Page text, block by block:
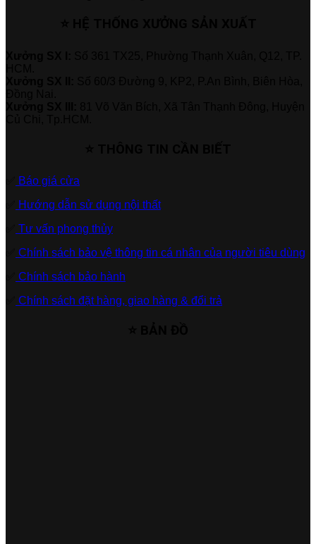
Báo giá cửa
Hướng dẫn sử dụng nội thất
Tư vấn phong thủy
Chính sách bảo vệ thông tin cá nhân của người tiêu dùng
Chính sách bảo hành
Chính sách đặt hàng, giao hàng & đổi trả